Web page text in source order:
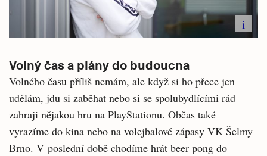
i
Volný čas a plány do budoucna
Volného času příliš nemám, ale když si ho přece jen
udělám, jdu si zaběhat nebo si se spolubydlícími rád
zahraji nějakou hru na PlayStationu. Občas také
vyrazíme do kina nebo na volejbalové zápasy VK Šelmy
Brno. V poslední době chodíme hrát beer pong do